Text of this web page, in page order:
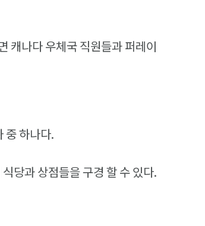
캐나다 우체국 직원들과 퍼레이
중 하나다.
당과 상점들을 구경 할 수 있다.